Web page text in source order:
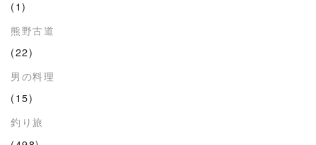
(1)
熊野古道
(22)
男の料理
(15)
釣り旅